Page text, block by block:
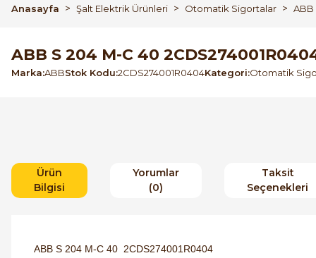
Anasayfa Şalt Elektrik Ürünleri Otomatik Sigortalar ABB
ABB S 204 M-C 40
Marka ABBStok Kodu 2CDS274001R0404Kategori Otomatik
Ürün
Bilgisi
Yorumlar
(0)
Taksit
Seçenekleri
ABB S 204 M-C 40 2CDS274001R0404